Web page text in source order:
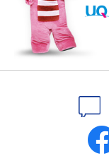
iPhone 16シリーズのモ
iPhone 16とiPhone 15の
スマホが高い理由は？